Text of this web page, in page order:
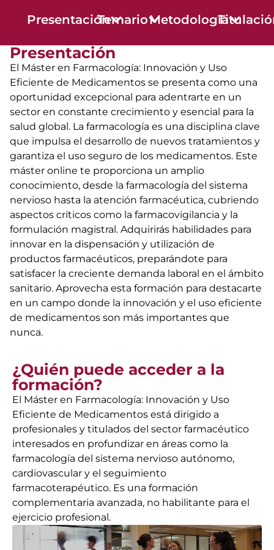
PresentaciónTemarioMetodología
Presentación
El Máster en Farmacología: Innovación y Uso
Eficiente de Medicamentos se presenta como una
oportunidad excepcional para adentrarte en un
sector en constante crecimiento y esencial para la
salud global. La farmacología es una disciplina clave
que impulsa el desarrollo de nuevos tratamientos y
garantiza el uso seguro de los medicamentos. Este
máster online te proporciona un amplio
conocimiento, desde la farmacología del sistema
nervioso hasta la atención farmacéutica, cubriendo
aspectos críticos como la farmacovigilancia y la
formulación magistral. Adquirirás habilidades para
innovar en la dispensación y utilización de
productos farmacéuticos, preparándote para
satisfacer la creciente demanda laboral en el ámbito
sanitario. Aprovecha esta formación para destacarte
en un campo donde la innovación y el uso eficiente
de medicamentos son más importantes que
nunca.
¿Quién puede acceder a la
formación?
El Máster en Farmacología: Innovación y Uso
Eficiente de Medicamentos está dirigido a
profesionales y titulados del sector farmacéutico
interesados en profundizar en áreas como la
farmacología del sistema nervioso autónomo,
cardiovascular y el seguimiento
farmacoterapéutico. Es una formación
complementaria avanzada, no habilitante para el
ejercicio profesional.